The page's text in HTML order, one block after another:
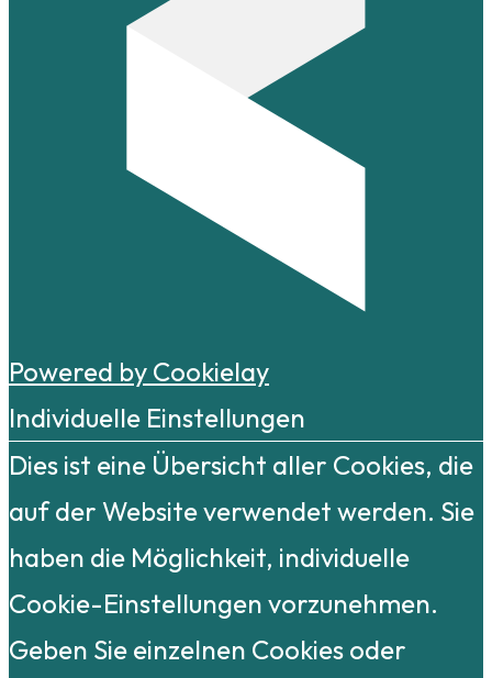
Powered by Cookielay
Individuelle Einstellungen
Dies ist eine Übersicht aller Cookies, die
auf der Website verwendet werden. Sie
haben die Möglichkeit, individuelle
Cookie-Einstellungen vorzunehmen.
Geben Sie einzelnen Cookies oder